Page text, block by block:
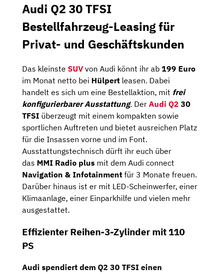
Audi Q2 30 TFSI
Bestellfahrzeug-Leasing für
Privat- und Geschäftskunden
Das kleinste SUV von Audi könnt ihr ab 199 Euro
im Monat netto bei Hülpert leasen. Dabei
handelt es sich um eine Bestellaktion, mit frei
konfigurierbarer Ausstattung. Der Audi Q2 30
TFSI überzeugt mit einem kompakten sowie
sportlichen Auftreten und bietet ausreichen Platz
für die Insassen vorne und im Font.
Ausstattungstechnisch dürft ihr euch über
das MMI Radio plus mit dem Audi connect
Navigation & Infotainment für 3 Monate freuen.
Darüber hinaus ist er mit LED-Scheinwerfer, einer
Klimaanlage, einer Einparkhilfe und vielen mehr
ausgestattet.
Effizienter Reihen-3-Zylinder mit 110
PS
Audi spendiert dem Q2 30 TFSI einen